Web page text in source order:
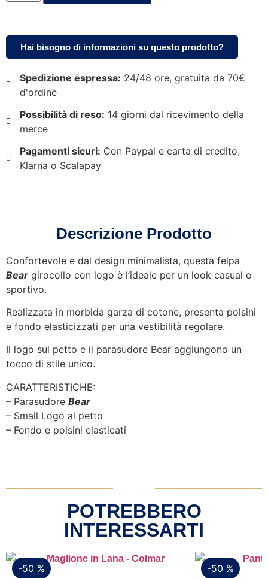
Hai bisogno di informazioni su questo prodotto?
Spedizione espressa: 24/48 ore, gratuita da 70€
d'ordine
Possibilità di reso: 14 giorni dal ricevimento della
merce
Pagamenti sicuri: Con Paypal e carta di credito,
Klarna o Scalapay
Descrizione Prodotto
Confortevole e dal design minimalista, questa felpa
Bear girocollo con logo è l’ideale per un look casual e
sportivo.
Realizzata in morbida garza di cotone, presenta polsini
e fondo elasticizzati per una vestibilità regolare.
Il logo sul petto e il parasudore Bear aggiungono un
tocco di stile unico.
CARATTERISTICHE:
– Parasudore Bear
– Small Logo al petto
– Fondo e polsini elasticati
POTREBBERO
INTERESSARTI
-50 % -50 %